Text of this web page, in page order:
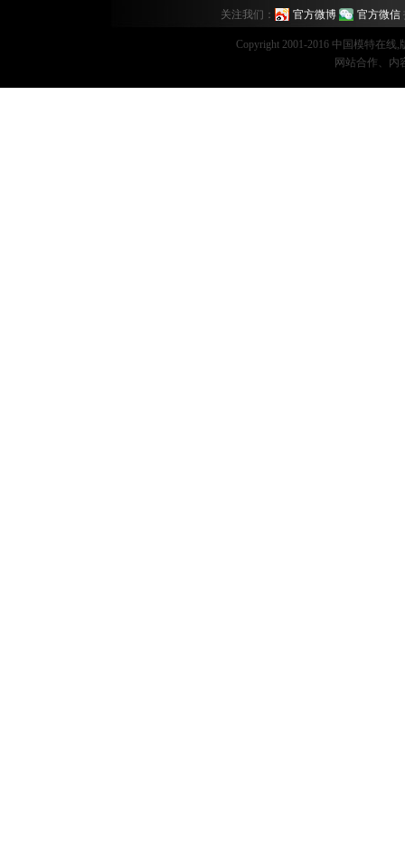
关注我们： 官方微博 官方微信
Copyright 2001-2016 中国模特在线
网站合作、内